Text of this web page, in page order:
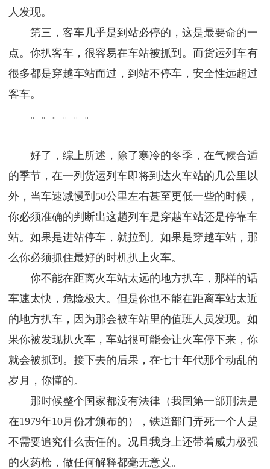
人发现。
第三，客车几乎是到站必停的，这是最要命的一
点。你扒客车，很容易在车站被抓到。而货运列车有
很多都是穿越车站而过，到站不停车，安全性远超过
客车。
。。。。。。
好了，综上所述，除了寒冷的冬季，在气候合适
的季节，在一列货运列车即将到达火车站的几公里以
外，当车速减慢到50公里左右甚至更低一些的时候，
你必须准确的判断出这趟列车是穿越车站还是停靠车
站。如果是进站停车，就拉到。如果是穿越车站，那
么你必须抓住最好的时机扒上火车。
你不能在距离火车站太远的地方扒车，那样的话
车速太快，危险极大。但是你也不能在距离车站太近
的地方扒车，因为那会被车站里的值班人员发现。如
果你被发现扒火车，车站很可能会让火车停下来，你
就会被抓到。接下去的后果，在七十年代那个动乱的
岁月，你懂的。
那时候整个国家都没有法律（我国第一部刑法是
在1979年10月份才颁布的），铁道部门弄死一个人是
不需要追究什么责任的。况且我身上还带着威力极强
的火药枪，做任何解释都毫无意义。